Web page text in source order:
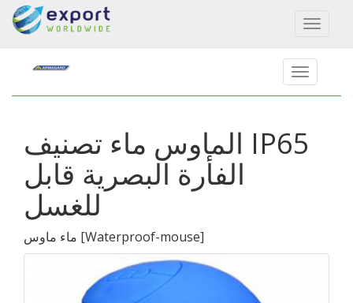
Toggle
الماوس ماء تصنيف IP65
الفأرة البصرية قابل
للغسل
ماء ماوس [Waterproof-mouse]